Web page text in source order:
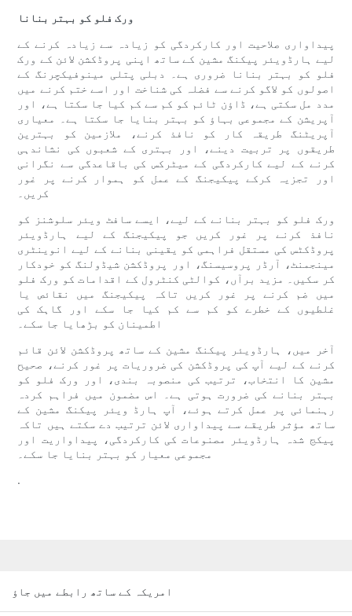
ورک فلو کو بہتر بنانا
پیداواری صلاحیت اور کارکردگی کو زیادہ سے زیادہ کرنے کے
لیے ہارڈویئر پیکنگ مشین کے ساتھ اپنی پروڈکشن لائن کے ورک
فلو کو بہتر بنانا ضروری ہے۔ دبلی پتلی مینوفیکچرنگ کے
اصولوں کو لاگو کرنے سے فضلہ کی شناخت اور اسے ختم کرنے میں
مدد مل سکتی ہے، ڈاؤن ٹائم کو کم سے کم کیا جا سکتا ہے، اور
آپریشن کے مجموعی بہاؤ کو بہتر بنایا جا سکتا ہے۔ معیاری
آپریٹنگ طریقہ کار کو نافذ کرنے، ملازمین کو بہترین
طریقوں پر تربیت دینے، اور بہتری کے شعبوں کی نشاندہی
کرنے کے لیے کارکردگی کے میٹرکس کی باقاعدگی سے نگرانی
اور تجزیہ کرکے پیکیجنگ کے عمل کو ہموار کرنے پر غور
کریں۔
ورک فلو کو بہتر بنانے کے لیے، ایسے سافٹ ویئر سلوشنز کو
نافذ کرنے پر غور کریں جو پیکیجنگ کے لیے ہارڈویئر
پروڈکٹس کی مستقل فراہمی کو یقینی بنانے کے لیے انوینٹری
مینجمنٹ، آرڈر پروسیسنگ، اور پروڈکشن شیڈولنگ کو خودکار
کر سکیں۔ مزید برآں، کوالٹی کنٹرول کے اقدامات کو ورک فلو
میں ضم کرنے پر غور کریں تاکہ پیکیجنگ میں نقائص یا
غلطیوں کے خطرے کو کم سے کم کیا جا سکے اور گاہک کی
اطمینان کو بڑھایا جا سکے۔
آخر میں، ہارڈویئر پیکنگ مشین کے ساتھ پروڈکشن لائن قائم
کرنے کے لیے آپ کی پروڈکشن کی ضروریات پر غور کرنے، صحیح
مشین کا انتخاب، ترتیب کی منصوبہ بندی، اور ورک فلو کو
بہتر بنانے کی ضرورت ہوتی ہے۔ اس مضمون میں فراہم کردہ
رہنمائی پر عمل کرتے ہوئے، آپ ہارڈ ویئر پیکنگ مشین کے
ساتھ مؤثر طریقے سے پیداواری لائن ترتیب دے سکتے ہیں تاکہ
پیکج شدہ ہارڈویئر مصنوعات کی کارکردگی، پیداواریت اور
مجموعی معیار کو بہتر بنایا جا سکے۔
.
امریکہ کے ساتھ رابطے میں جاؤ